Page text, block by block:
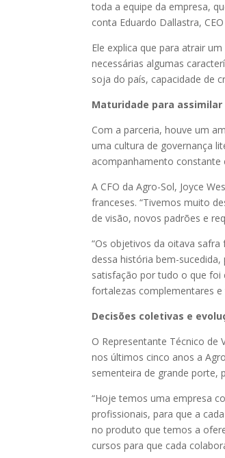
toda a equipe da empresa,
conta Eduardo Dallastra,
Ele explica que para atrair
necessárias algumas
soja do país, capacidade de
Maturidade para assimilar
Com a parceria, houve um
uma cultura de governança
acompanhamento constante
A CFO da Agro-Sol, Joyce
franceses. “Tivemos muito
de visão, novos padrões e
“Os objetivos da oitava
dessa história bem-
satisfação por tudo o que foi
fortalezas complementares e
Decisões coletivas e
O Representante Técnico de
nos últimos cinco anos a
sementeira de grande porte,
“Hoje temos uma empresa
profissionais, para que a
no produto que temos a
cursos para que cada